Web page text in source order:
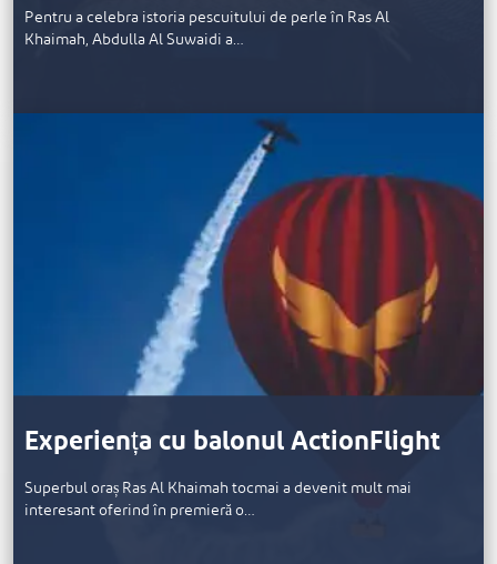
Pentru a celebra istoria pescuitului de perle în Ras Al
Khaimah, Abdulla Al Suwaidi a…
Experiența cu balonul ActionFlight
Superbul oraș Ras Al Khaimah tocmai a devenit mult mai
interesant oferind în premieră o…